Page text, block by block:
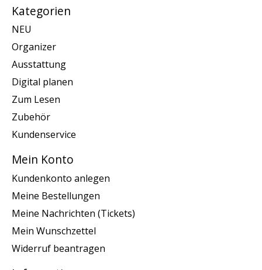
Kategorien
NEU
Organizer
Ausstattung
Digital planen
Zum Lesen
Zubehör
Kundenservice
Mein Konto
Kundenkonto anlegen
Meine Bestellungen
Meine Nachrichten (Tickets)
Mein Wunschzettel
Widerruf beantragen